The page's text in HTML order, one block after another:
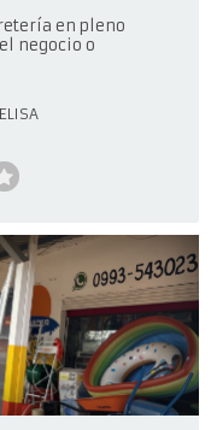
en pleno
negocio o